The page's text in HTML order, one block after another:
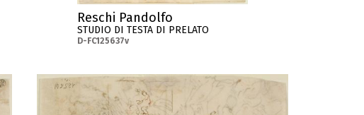
Reschi Pandolfo
STUDIO DI TESTA DI PRELATO
D-FC125637v